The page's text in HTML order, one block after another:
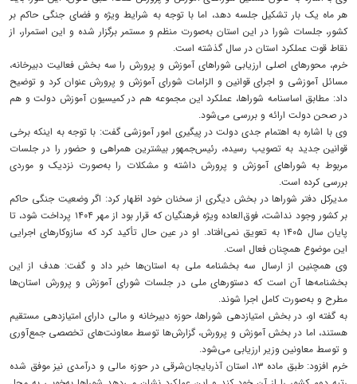
هر ماه یک‌ بار تشکیل جلسه دهد، اما با توجه به شرایط ویژه و فضای جنگی حاکم بر
کشور، جلسات شورا در این استان به‌صورت منظم و مستمر برگزار شده و این استمرار، از
نقاط قوت عملکرد استان در سال گذشته است.
خرم، محورهای اصلی ارزیابی شوراهای آموزش و پرورش را سه بخش فعالیت دبیرخانه،
مسائل آموزشی و اجرای قوانین و الزامات شورای آموزش و پرورش عنوان کرد و توضیح
داد: مطابق اساسنامه شوراها، عملکرد این مجموعه هم در کمیسیون آموزش دولت و هم
در صحن دولت ارائه و بررسی می‌شود.
وی با اشاره به اهتمام جدی دولت در پیگیری امور آموزشی گفت: با توجه به اینکه برخی
قوانین جدید به تصویب رسیده، رئیس‌جمهور بیشترین همراهی و حضور را در جلسات
مربوط به شوراهای آموزش و پرورش داشته و مشکلات را به‌صورت نزدیک و موردی
بررسی کرده است.
مدیرکل دفتر شوراها در بخش دیگری از سخنان خود اظهار کرد: اگر وضعیت جنگی حاکم
بر کشور وجود نداشت، فوق‌العاده ویژه فرهنگیان که قرار بود از مهر ۱۴۰۴ پرداخت شود، تا
پایان سال ۱۴۰۵ به تعویق نمی‌افتاد. او در عین حال تأکید کرد که سازوکارهای اجرایی
این موضوع همچنان فعال است.
وی همچنین از ارسال سه بخشنامه ملی به استان‌ها خبر داد و گفت: هدف از این
بخشنامه‌ها آن است که دستورهای ملی در جلسات شورای آموزش و پرورش استان‌ها
مطرح و به‌صورت کامل اجرا شوند.
به گفته او، در بخش امتیازدهی شوراها، حوزه دبیرخانه و مالی دارای امتیازدهی مستقیم
هستند، اما در بخش آموزش و پرورش، گزارش‌ها توسط معاونت‌های تخصصی جمع‌آوری
و توسط معاونین وزیر ارزیابی می‌شود.
خرم افزود: طبق ماده ۱۳، استان آذربایجان‌شرقی در حوزه مالی و درآمدی نیز موفق شده